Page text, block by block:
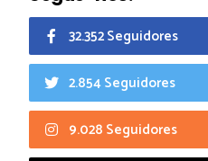
32.352 Seguidores
2.854 Seguidores
9.028 Seguidores